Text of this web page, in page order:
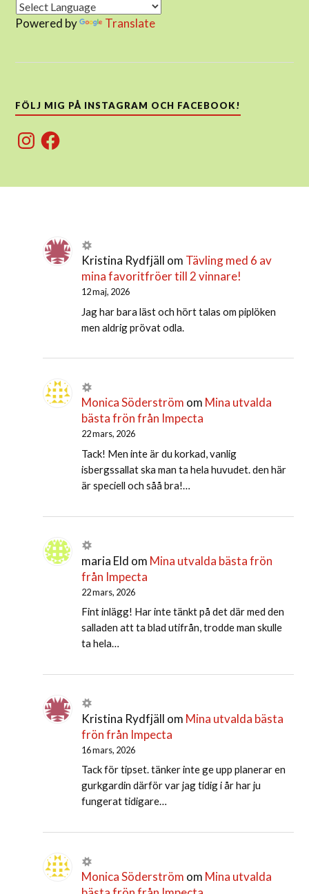
Powered by Translate
FÖLJ MIG PÅ INSTAGRAM OCH FACEBOOK!
InstagramFacebook
Kristina Rydfjäll om Tävling med 6 av
mina favoritfröer till 2 vinnare!
12 maj, 2026
Jag har bara läst och hört talas om piplöken
men aldrig prövat odla.
Monica Söderström om Mina utvalda
bästa frön från Impecta
22 mars, 2026
Tack! Men inte är du korkad, vanlig
isbergssallat ska man ta hela huvudet. den här
är speciell och såå bra!…
maria Eld om Mina utvalda bästa frön
från Impecta
22 mars, 2026
Fint inlägg! Har inte tänkt på det där med den
salladen att ta blad utifrån, trodde man skulle
ta hela…
Kristina Rydfjäll om Mina utvalda bästa
frön från Impecta
16 mars, 2026
Tack för tipset. tänker inte ge upp planerar en
gurkgardin därför var jag tidig i år har ju
fungerat tidigare…
Monica Söderström om Mina utvalda